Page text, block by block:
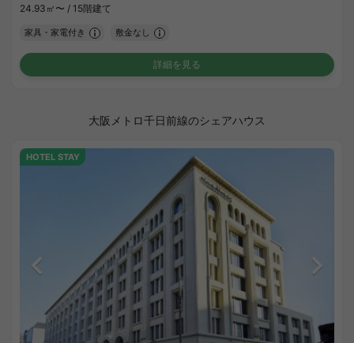
24.93㎡〜 / 15階建て
家具・家電付き 敷金なし
詳細を見る
大阪メトロ千日前線のシェアハウス
HOTEL STAY